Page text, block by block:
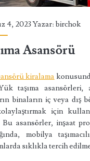
4, 2023 Yazar: birchok
Asansörü
kiralama
taşıma asansörleri,
binaların iç veya dış
kolaylaştırmak için
Bu asansörler, inşaat
mobilya
sıklıkla tercih